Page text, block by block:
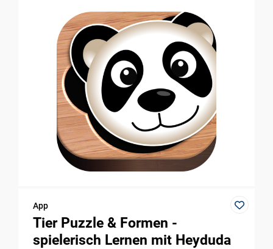
App
Tier Puzzle & Formen -
spielerisch Lernen mit Heyduda